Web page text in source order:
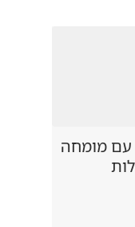
עם מומחה